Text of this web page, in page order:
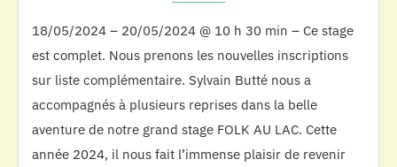
18/05/2024 – 20/05/2024 @ 10 h 30 min – Ce stage
est complet. Nous prenons les nouvelles inscriptions
sur liste complémentaire. Sylvain Butté nous a
accompagnés à plusieurs reprises dans la belle
aventure de notre grand stage FOLK AU LAC. Cette
année 2024, il nous fait l’immense plaisir de revenir